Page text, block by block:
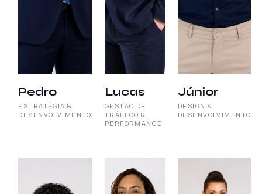
Pedro
ESTRATÉGIA &
DESENVOLVIMENTO
Lucas
GESTÃO DE
TRÁFEGO &
PERFORMANCE
Júnior
DESIGN &
DESENVOLVIMENTO